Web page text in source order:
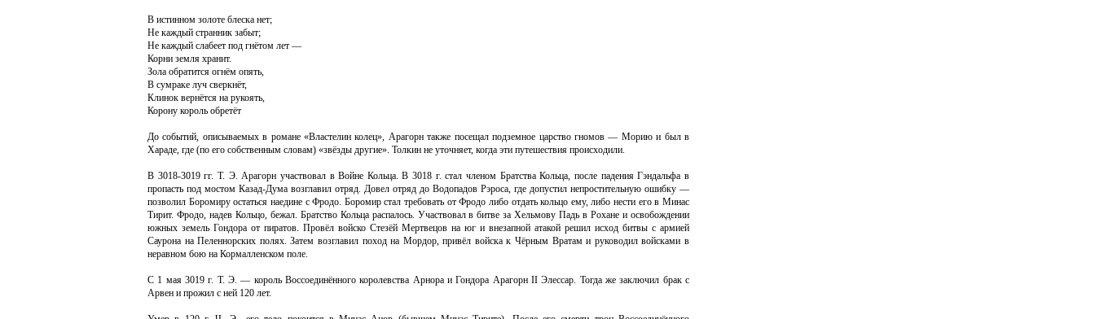
В истинном золоте блеска нет;
Не каждый странник забыт;
Не каждый слабеет под гнётом лет —
Корни земля хранит.
Зола обратится огнём опять,
В сумраке луч сверкнёт,
Клинок вернётся на рукоять,
Корону король обретёт
До событий, описываемых в романе «Властелин колец», Арагорн также посещал подземное царство гномов — Морию и был в
Хараде, где (по его собственным словам) «звёзды другие». Толкин не уточняет, когда эти путешествия происходили.
В 3018-3019 гг. Т. Э. Арагорн участвовал в Войне Кольца. В 3018 г. стал членом Братства Кольца, после падения Гэндальфа в
пропасть под мостом Казад-Дума возглавил отряд. Довел отряд до Водопадов Рэроса, где допустил непростительную ошибку —
позволил Боромиру остаться наедине с Фродо. Боромир стал требовать от Фродо либо отдать кольцо ему, либо нести его в Минас
Тирит. Фродо, надев Кольцо, бежал. Братство Кольца распалось. Участвовал в битве за Хельмову Падь в Рохане и освобождении
южных земель Гондора от пиратов. Провёл войско Стезёй Мертвецов на юг и внезапной атакой решил исход битвы с армией
Саурона на Пеленнорских полях. Затем возглавил поход на Мордор, привёл войска к Чёрным Вратам и руководил войсками в
неравном бою на Кормалленском поле.
С 1 мая 3019 г. Т. Э. — король Воссоединённого королевства Арнора и Гондора Арагорн II Элессар. Тогда же заключил брак с
Арвен и прожил с ней 120 лет.